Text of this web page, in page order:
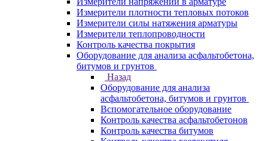
Измерители плотности тепловых потоков
Измерители силы натяжения арматуры
Измерители теплопроводности
Контроль качества покрытия
Оборудование для анализа асфальтобетона,
битумов и грунтов
Назад
Оборудование для анализа
асфальтобетона, битумов и грунтов
Вспомогательное оборудование
Контроль качества асфальтобетонов
Контроль качества битумов